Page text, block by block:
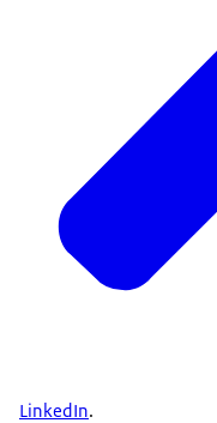
LinkedIn.